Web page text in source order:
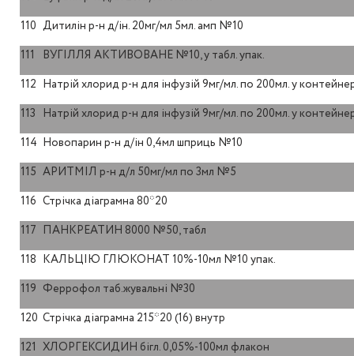
110 Дитилін р-н д/ін. 20мг/мл 5мл. амп №10
111
ВУГІЛЛЯ АКТИВОВАНЕ №10, у табл. упак.
112 Натрій хлорид р-н для інфузій 9мг/мл. по 200мл. у
113 Натрій хлорид р-н для інфузій 9мг/мл. по 200мл. у
114 Новопарин р-н д/ін 0,4мл шприць №10
115 АРИТМІЛ р-н д/л 50мг/мл по 3мл №5
116 Стрічка діаграмна 80*20
117 ПАНКРЕАТИН 8000 №50, табл
118 КАЛЬЦІЮ ГЛЮКОНАТ 10%-10мл №10 упак.
119 Феррофол таб.жувальні №30
120 Стрічка діаграмна 215*20 (16) внутр
121 ХЛОРГЕКСИДИН бігл. 0,05%-100мл флакон